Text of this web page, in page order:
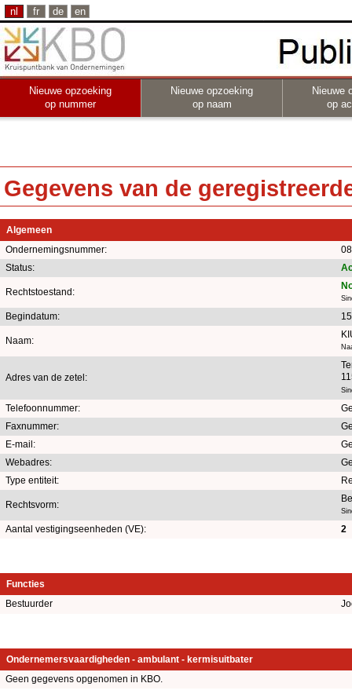
nl fr de en
Nieuwe opzoeking
op nummer
Nieuwe opzoeking
op naam
Nieuwe
op
Gegevens van de
Algemeen
Ondernemingsnummer:
Status:
Rechtstoestand:
Begindatum:
Naam:
Adres van de zetel:
Telefoonnummer:
Faxnummer:
E-mail:
Webadres:
Type entiteit:
Rechtsvorm:
Aantal vestigingseenheden (VE): 2
Functies
Bestuurder
Ondernemersvaardigheden - ambulant - kermisuitbater
Geen gegevens opgenomen in KBO.